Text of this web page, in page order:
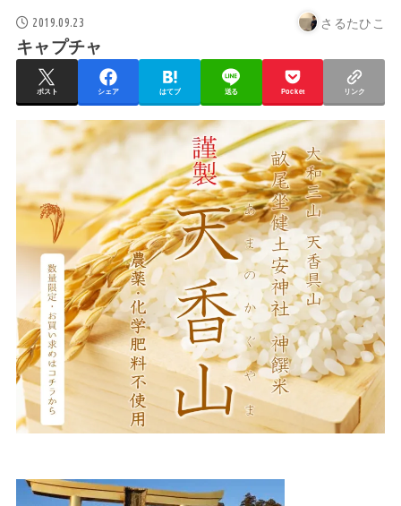
2019.09.23 さるたひこ
キャプチャ
ポスト シェア はてブ 送る Pocket リンク